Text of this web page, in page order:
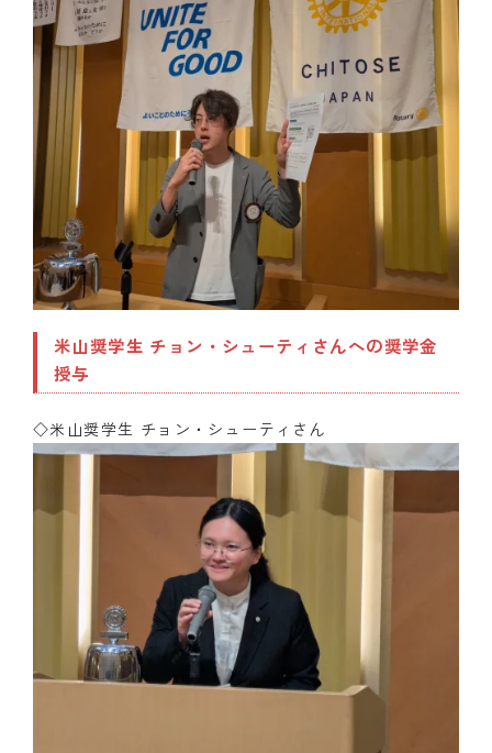
米山奨学生 チョン・シューティさんへの奨学金
授与
◇米山奨学生 チョン・シューティさん